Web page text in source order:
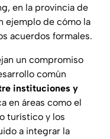
en la provincia de
ejemplo de cómo la
acuerdos formales.
un compromiso
común
instituciones y
en áreas como el
turístico y los
a integrar la